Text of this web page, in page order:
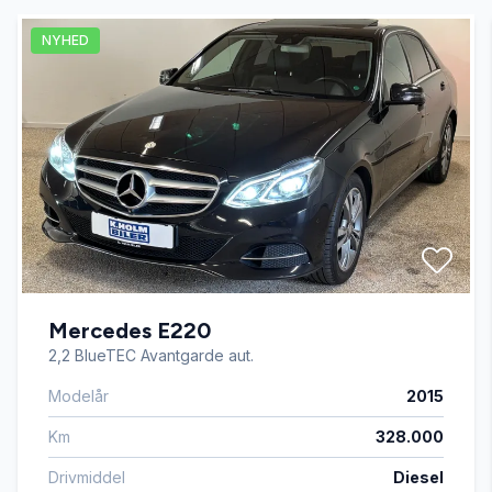
antispin
Apple CarPlay
automatgear
Automatisk lys
Automatisk start/stop
digitalt cockpit
dobbelt bagagerumsbund
NYHED
Mercedes E220
2,2 BlueTEC Avantgarde aut.
Modelår 2015
Km 328.000
Drivmiddel Diesel